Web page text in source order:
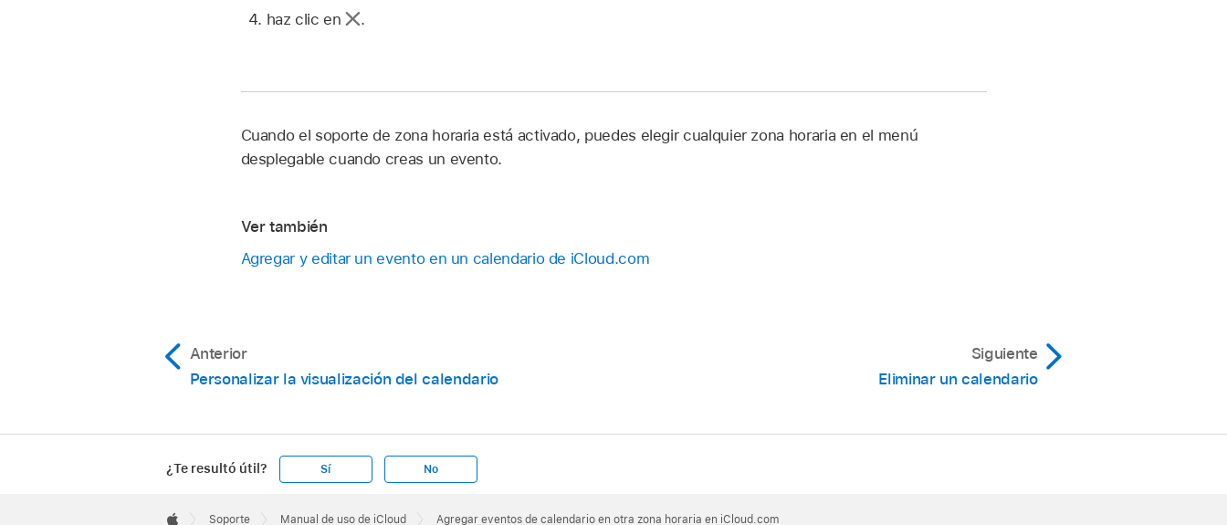
haz clic en
.
Cuando el soporte de zona horaria está activado, puedes elegir cualquier zona horaria en el menú
desplegable cuando creas un evento.
Ver también
Agregar y editar un evento en un calendario de iCloud.com
Anterior
Personalizar la visualización del calendario
Siguiente
Eliminar un calendario
¿Te resultó útil? Sí No
Footer
 Soporte Manual de uso de iCloud Agregar eventos de calendario en otra zona horaria en iCloud.com